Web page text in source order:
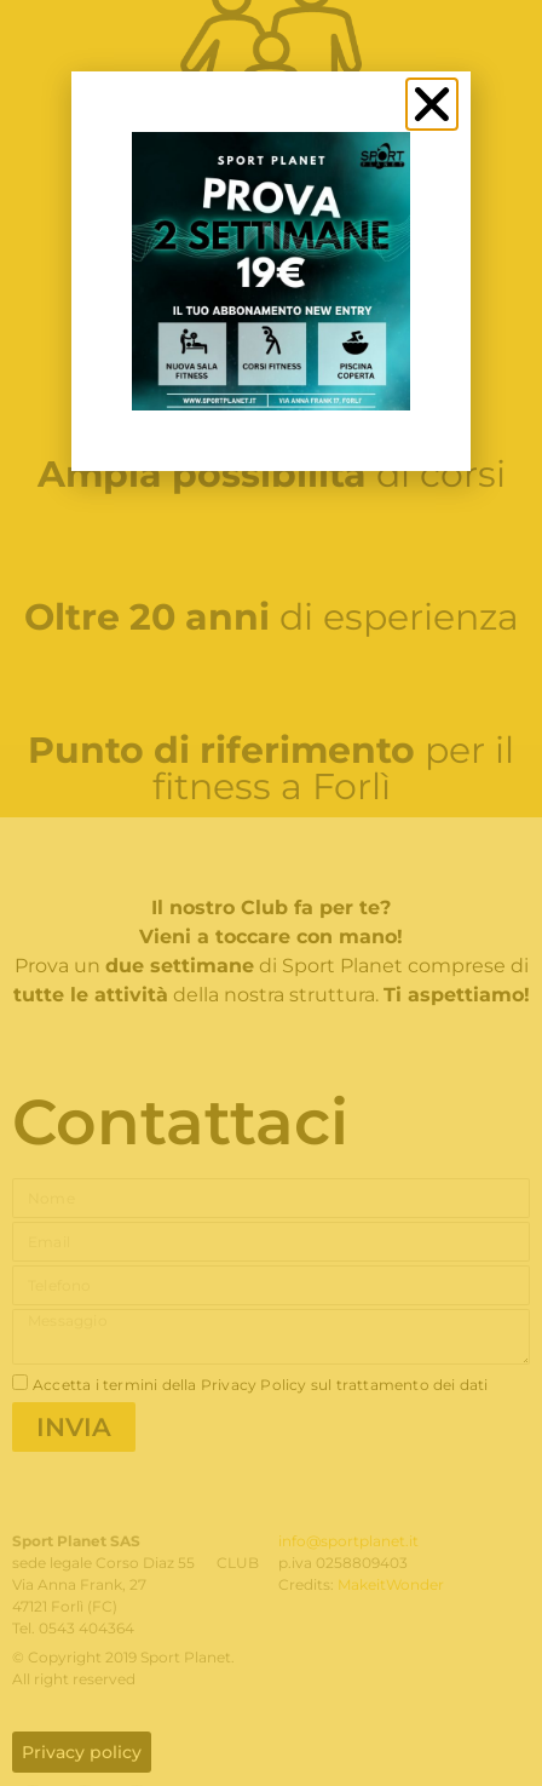
Per tutta lafamiglia
Ampia possibilitàdi corsi
Oltre 20 anni di esperienza
Punto di riferimento per il
fitness a Forlì
Il nostro Club fa per te?
Vieni a toccare con mano!
Prova un due settimanedi Sport Planet comprese di
tutte le attività della nostra struttura. Ti aspettiamo!
Contattaci
Accetta i termini della Privacy Policy sul trattamento dei dati
INVIA
Sport Planet SAS
sede legale Corso Diaz 55 CLUB
Via Anna Frank, 27
47121 Forlì (FC)
Tel. 0543 404364
info@sportplanet.it
p.iva 0258809403
Credits: MakeitWonder
© Copyright 2019 Sport Planet.
All right reserved
Privacy policy